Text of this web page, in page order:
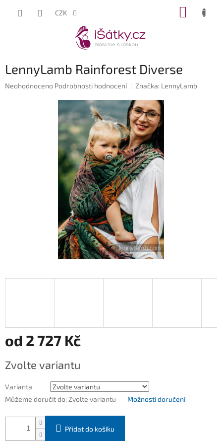
CZK
LennyLamb Rainforest Diverse
Průměrné
Neohodnoceno Podrobnosti hodnocení Značka: LennyLamb
od 2 727 Kč
cena:
Zvolte variantu
Varianta
Můžeme doručit do: Zvolte variantu Možnosti doručení
Přidat do košíku